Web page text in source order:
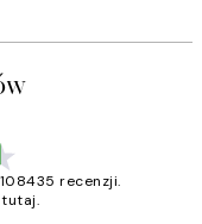
recenzji.